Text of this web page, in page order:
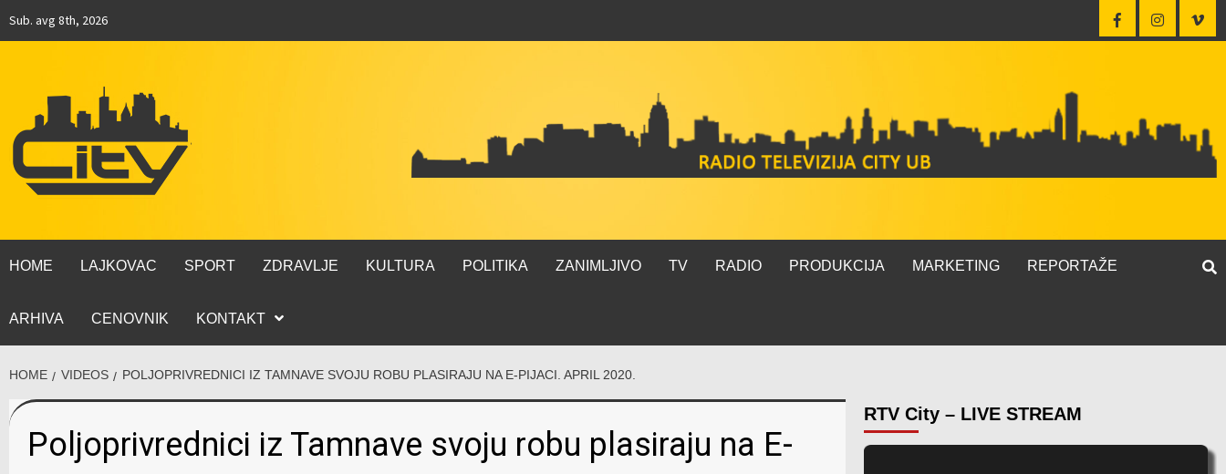
Sub. avg 8th, 2026
HOME LAJKOVAC SPORT ZDRAVLJE KULTURA POLITIKA ZANIMLJIVO TV RADIO PRODUKCIJA MARKETING REPORTAŽE
ARHIVA CENOVNIK KONTAKT
HOME VIDEOS POLJOPRIVREDNICI IZ TAMNAVE SVOJU ROBU PLASIRAJU NA E-PIJACI. APRIL 2020.
Poljoprivrednici iz Tamnave svoju robu plasiraju na E-
RTV City – LIVE STREAM